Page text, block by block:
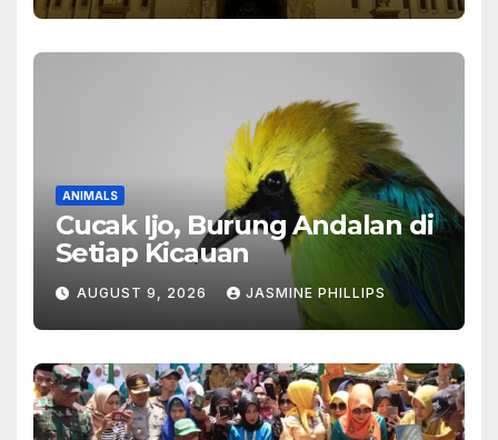
ANIMALS
Cucak Ijo, Burung Andalan di
Setiap Kicauan
AUGUST 9, 2026 JASMINE PHILLIPS